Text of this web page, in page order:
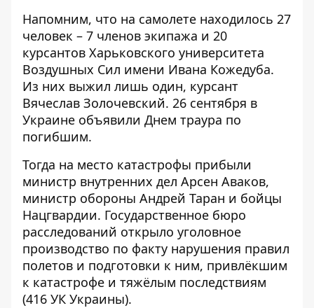
Напомним, что на самолете находилось 27
человек – 7 членов экипажа и 20
курсантов Харьковского университета
Воздушных Сил имени Ивана Кожедуба.
Из них выжил лишь один, курсант
Вячеслав Золочевский. 26 сентября в
Украине объявили Днем траура по
погибшим.
Тогда на место катастрофы прибыли
министр внутренних дел Арсен Аваков,
министр обороны Андрей Таран и бойцы
Нацгвардии. Государственное бюро
расследований открыло уголовное
производство по факту нарушения правил
полетов и подготовки к ним, привлёкшим
к катастрофе и тяжёлым последствиям
(416 УК Украины).